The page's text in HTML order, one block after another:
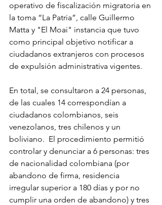
operativo de fiscalización migratoria en
la toma “La Patria”, calle Guillermo
Matta y "El Moai" instancia que tuvo
como principal objetivo notificar a
ciudadanos extranjeros con procesos
de expulsión administrativa vigentes.
En total, se consultaron a 24 personas,
de las cuales 14 correspondían a
ciudadanos colombianos, seis
venezolanos, tres chilenos y un
boliviano.  El procedimiento permitió
controlar y denunciar a 6 personas: tres
de nacionalidad colombiana (por
abandono de firma, residencia
irregular superior a 180 días y por no
cumplir una orden de abandono) y tres